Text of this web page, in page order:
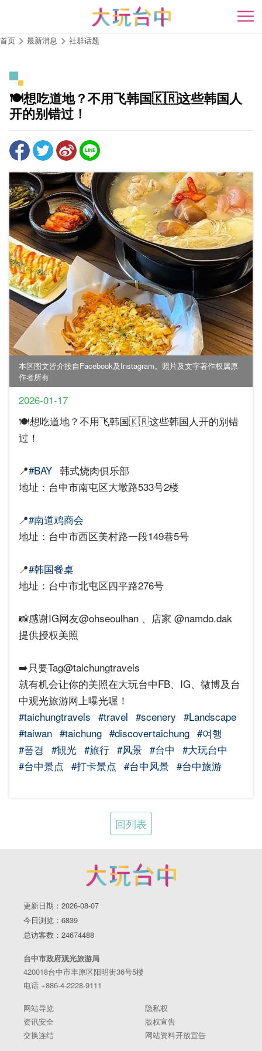
主
要
开
首页 最新消息 社群话题
🍽️想吃道地？不用飞韩国🇰🇷这些韩国人
开的别错过！
本区图文皆介接自Facebook及Instagram。照片及文字著作权属原
作者所有
2026-01-17
🍽️想吃道地？不用飞韩国🇰🇷这些韩国人开的别错
过！
📍#BAY 韩式烧肉俱乐部
地址：台中市南屯区大墩路533号2楼
📍#南道鸡商会
地址：台中市西区美村路一段149巷5号
📍#韩国餐桌
地址：台中市北屯区四平路276号
📸感谢IG网友@ohseoulhan 、店家 @namdo.dak
提供授权美照
➡️只要Tag@taichungtravels
就有机会让你的美照在大玩台中FB、IG、微博及台
中观光旅游网上曝光喔！
#taichungtravels #travel #scenery #Landscape
#taiwan #taichung #discovertaichung #여행
#풍경 #観光 #旅行 #风景 #台中 #大玩台中
#台中景点 #打卡景点 #台中风景 #台中旅游
回列表
更新日期：2026-08-07
今日浏览：6839
总访客数：24674488
台中市政府观光旅游局
420018台中市丰原区阳明街36号5楼
电话 +886-4-2228-9111
网站导览
隐私权
资讯安全
版权宣告
交换连结
网站资料开放宣告